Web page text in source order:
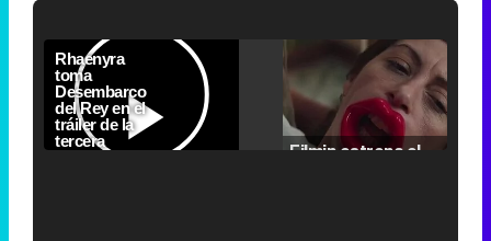
Player
is
loading.
Pause
Seek
forward
Unmute Current
/ Duration
2:24
Loaded:
0.00%
Remaining
2:24
Picture-